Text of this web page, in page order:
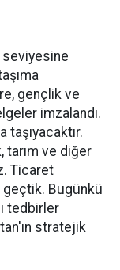
seviyesine
gençlik ve
imzalandı.
tarım ve diğer
Ticaret
geçtik. Bugünkü
tedbirler
stratejik